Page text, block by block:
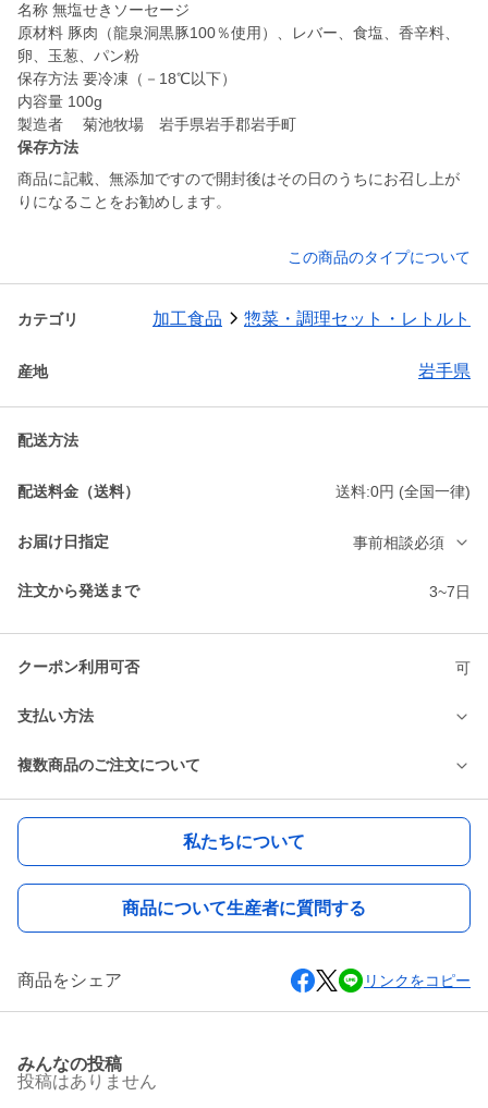
名称 無塩せきソーセージ
原材料 豚肉（龍泉洞黒豚100％使用）、レバー、食塩、香辛料、
卵、玉葱、パン粉
保存方法 要冷凍（－18℃以下）
内容量 100g
製造者 菊池牧場 岩手県岩手郡岩手町
保存方法
商品に記載、無添加ですので開封後はその日のうちにお召し上が
りになることをお勧めします。
この商品のタイプについて
カテゴリ 加工食品 惣菜・調理セット・レトルト
産地 岩手県
配送方法
配送料金（送料） 送料:0円 (全国一律)
お届け日指定 事前相談必須
注文から発送まで 3~7日
クーポン利用可否 可
支払い方法
複数商品のご注文について
私たちについて
商品について生産者に質問する
商品をシェア リンクをコピー
みんなの投稿
投稿はありません